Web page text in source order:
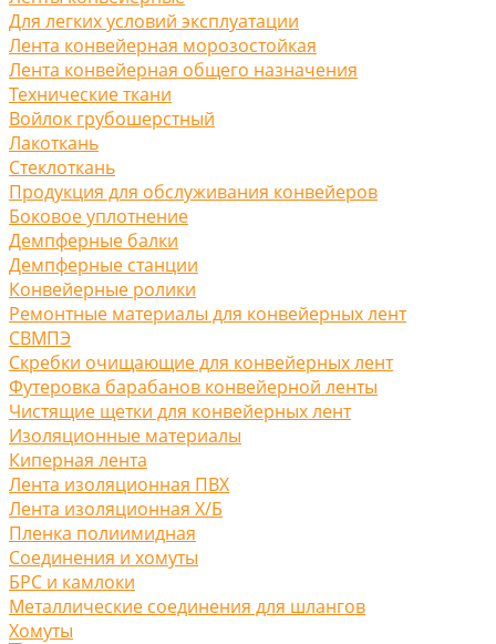
Для легких условий эксплуатации
Лента конвейерная морозостойкая
Лента конвейерная общего назначения
Технические ткани
Войлок грубошерстный
Лакоткань
Стеклоткань
Продукция для обслуживания конвейеров
Боковое уплотнение
Демпферные балки
Демпферные станции
Конвейерные ролики
Ремонтные материалы для конвейерных лент
СВМПЭ
Скребки очищающие для конвейерных лент
Футеровка барабанов конвейерной ленты
Чистящие щетки для конвейерных лент
Изоляционные материалы
Киперная лента
Лента изоляционная ПВХ
Лента изоляционная Х/Б
Пленка полиимидная
Соединения и хомуты
БРС и камлоки
Металлические соединения для шлангов
Хомуты